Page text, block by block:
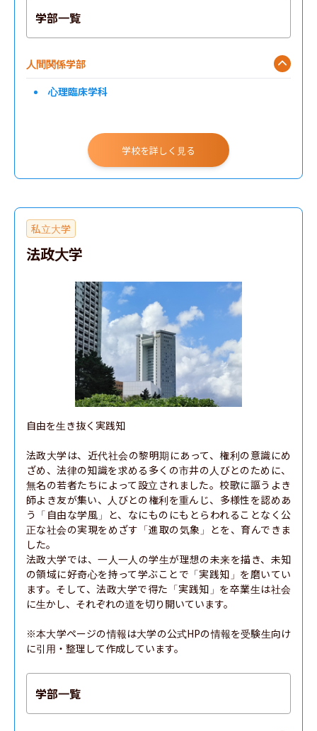
学部一覧
人間関係学部
心理臨床学科
学校を詳しく見る
私立大学
法政大学
自由を生き抜く実践知
法政大学は、近代社会の黎明期にあって、権利の意識にめ
ざめ、法律の知識を求める多くの市井の人びとのために、
無名の若者たちによって設立されました。校歌に謳うよき
師よき友が集い、人びとの権利を重んじ、多様性を認めあ
う「自由な学風」と、なにものにもとらわれることなく公
正な社会の実現をめざす「進取の気象」とを、育んできま
した。
法政大学では、一人一人の学生が理想の未来を描き、未知
の領域に好奇心を持って学ぶことで「実践知」を磨いてい
ます。そして、法政大学で得た「実践知」を卒業生は社会
に生かし、それぞれの道を切り開いています。
※本大学ページの情報は大学の公式HPの情報を受験生向け
に引用・整理して作成しています。
学部一覧